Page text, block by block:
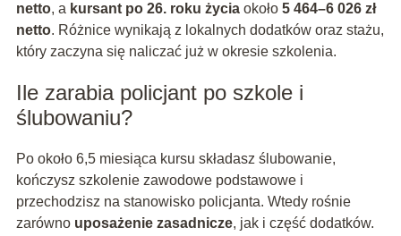
netto, a kursant po 26. roku życiaokoło 5 464–6 026 zł
netto. Różnice wynikają z lokalnych dodatków oraz stażu,
który zaczyna się naliczać już w okresie szkolenia.
Ile zarabia policjant po szkole i
ślubowaniu?
Po około 6,5 miesiąca kursu składasz ślubowanie,
kończysz szkolenie zawodowe podstawowe i
przechodzisz na stanowisko policjanta. Wtedy rośnie
zarówno uposażenie zasadnicze, jak i część dodatków.